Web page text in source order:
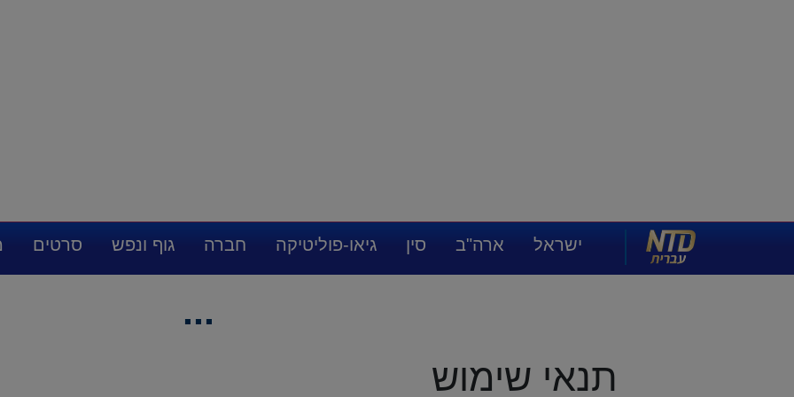
ישראל ארה"ב סין גיאו-פוליטיקה חברה גוף ונפש סרטים
NTD עברית
...
תנאי שימוש